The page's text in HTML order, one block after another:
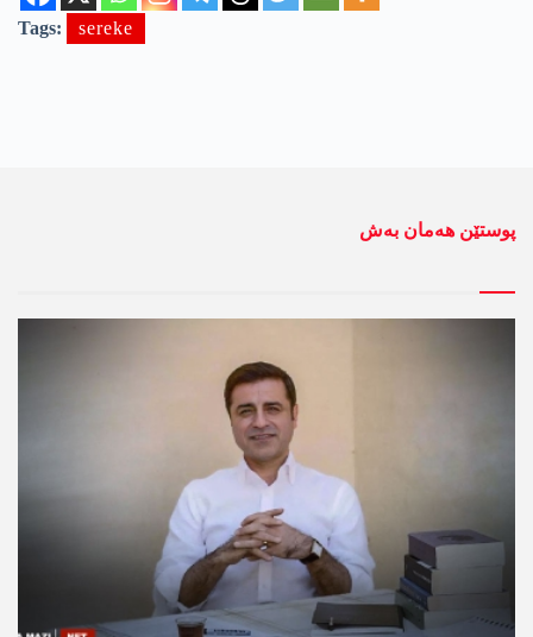
Tags: sereke
پوستێن ھەمان بەش